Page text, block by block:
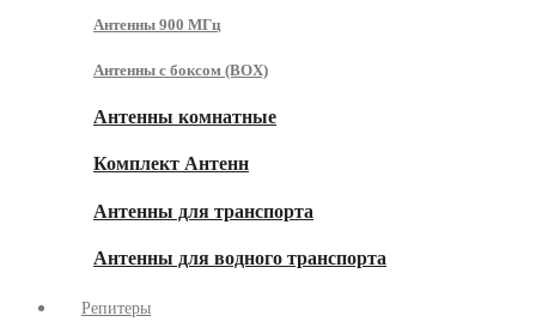
Антенны 900 МГц
Антенны с боксом (BOX)
Антенны комнатные
Комплект Антенн
Антенны для транспорта
Антенны для водного транспорта
Репитеры